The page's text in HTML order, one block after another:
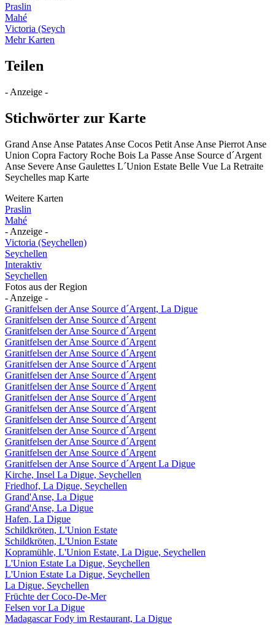
Praslin
Mahé
Victoria (Seych
Mehr Karten
Teilen
- Anzeige -
Stichwörter zur Karte
Grand Anse Anse Patates Anse Cocos Petit Anse Anse Pierrot Anse
Union Copra Factory Roche Bois La Passe Anse Source d´Argent
Anse Severe Anse Gaulettes L´Union Estate Belle Vue La Retraite
Seychelles map Karte
Weitere Karten
Praslin
Mahé
- Anzeige -
Victoria (Seychellen)
Seychellen
Interaktiv
Seychellen
Fotos aus der Region
- Anzeige -
Granitfelsen der Anse Source d´Argent, La Digue
Granitfelsen der Anse Source d´Argent
Granitfelsen der Anse Source d´Argent
Granitfelsen der Anse Source d´Argent
Granitfelsen der Anse Source d´Argent
Granitfelsen der Anse Source d´Argent
Granitfelsen der Anse Source d´Argent
Granitfelsen der Anse Source d´Argent
Granitfelsen der Anse Source d´Argent
Granitfelsen der Anse Source d´Argent
Granitfelsen der Anse Source d´Argent
Granitfelsen der Anse Source d´Argent
Granitfelsen der Anse Source d´Argent
Granitfelsen der Anse Source d´Argent
Granitfelsen der Anse Source d´Argent La Digue
Kirche, Insel La Digue, Seychellen
Friedhof, La Digue, Seychellen
Grand'Anse, La Digue
Grand'Anse, La Digue
Hafen, La Digue
Schildkröten, L'Union Estate
Schildkröten, L'Union Estate
Kopramühle, L'Union Estate, La Digue, Seychellen
L'Union Estate La Digue, Seychellen
L'Union Estate La Digue, Seychellen
La Digue, Seychellen
Früchte der Coco-De-Mer
Felsen vor La Digue
Madagascar Fody im Restaurant, La Digue